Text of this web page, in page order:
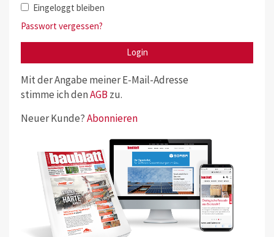
Eingeloggt bleiben
Passwort vergessen?
Login
Mit der Angabe meiner E-Mail-Adresse
stimme ich denAGBzu.
Neuer Kunde?Abonnieren